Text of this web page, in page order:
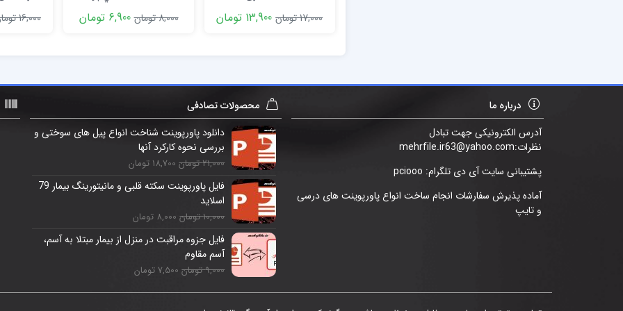
17,000 تومان
13,900 تومان
8,000 تومان
6,900 تومان 16,000 تومان
درباره ما
آدرس الکترونیکی جهت تبادل
نظرات:mehrfile.ir63@yahoo.com
پشتیبانی سایت آی دی تلگرام: pciooo
آماده پذیرش سفارشات انجام ساخت انواع پاورپوینت های درسی
و تایپ
محصولات تصادفی
دانلود پاورپوینت شناخت انواع پیل های سوختی و
بررسی نحوه کارکرد آنها
21,000 تومان 18,700 تومان
فایل پاورپوینت سکته قلبی و مانیتورینگ بیمار 79
اسلاید
10,000 تومان 8,000 تومان
فایل جزوه مراقبت در منزل از بیمار مبتلا به آسم،
آسم مقاوم
9,000 تومان 7,500 تومان